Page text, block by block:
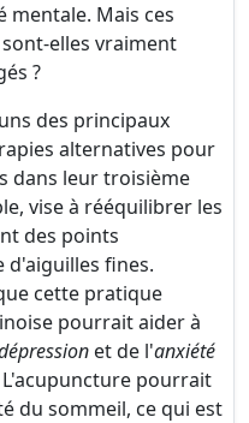
mentale. Mais ces
elles vraiment
?
des principaux
alternatives pour
dans leur troisième
vise à rééquilibrer les
des points
d'aiguilles fines.
cette pratique
pourrait aider à
et de l'anxiété
L'acupuncture pourrait
du sommeil, ce qui est